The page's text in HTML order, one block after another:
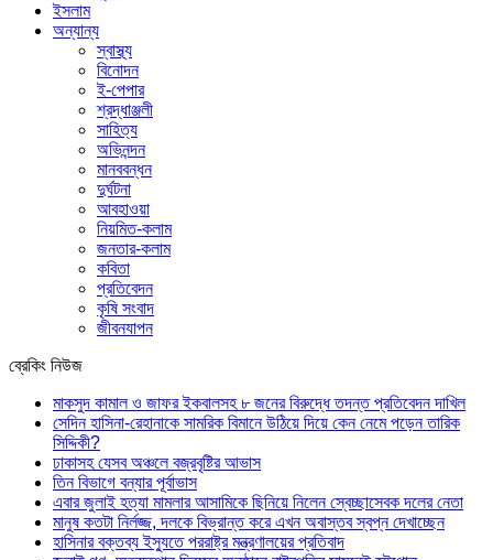
ইসলাম
অন্যান্য
স্বাস্থ্য
বিনোদন
ই-পেপার
শ্রদ্ধাঞ্জলী
সাহিত্য
অভিনন্দন
মানববন্ধন
দুর্ঘটনা
আবহাওয়া
নিয়মিত-কলাম
জনতার-কলাম
কবিতা
প্রতিবেদন
কৃষি সংবাদ
জীবনযাপন
ব্রেকিং নিউজ
মাকসুদ কামাল ও জাফর ইকবালসহ ৮ জনের বিরুদ্ধে তদন্ত প্রতিবেদন দাখিল
সেদিন হাসিনা-রেহানাকে সামরিক বিমানে উঠিয়ে দিয়ে কেন নেমে পড়েন তারিক
সিদ্দিকী?
ঢাকাসহ যেসব অঞ্চলে বজ্রবৃষ্টির আভাস
তিন বিভাগে বন্যার পূর্বাভাস
এবার জুলাই হত্যা মামলার আসামিকে ছিনিয়ে নিলেন স্বেচ্ছাসেবক দলের নেতা
মানুষ কতটা নির্লজ্জ, দলকে বিভ্রান্ত করে এখন অবাস্তব স্বপ্ন দেখাচ্ছেন
হাসিনার বক্তব্য ইস্যুতে পররাষ্ট্র মন্ত্রণালয়ের প্রতিবাদ